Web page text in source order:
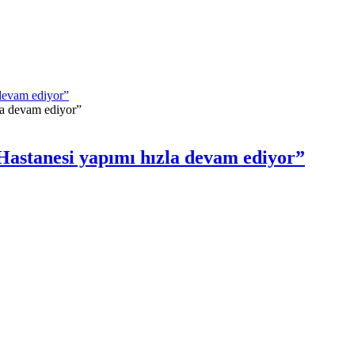
ediyor”
yapımı hızla devam ediyor”